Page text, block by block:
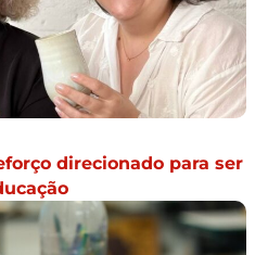
direcionado para ser